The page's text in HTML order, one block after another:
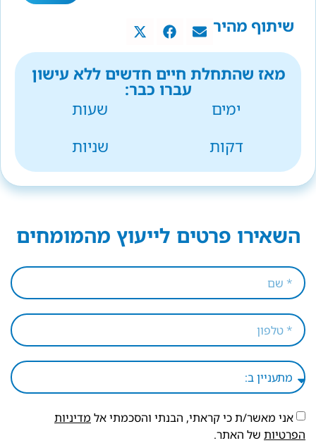
שיתוף מהיר
מאז שהתחלת חיים חדשים ללא עישון
עברו כבר:
ימים
שעות
דקות
שניות
השאירו פרטים לייעוץ מהמומחים
אני מאשר/ת כי קראתי, הבנתי והסכמתי אל מדיניות
הפרטיות של האתר.